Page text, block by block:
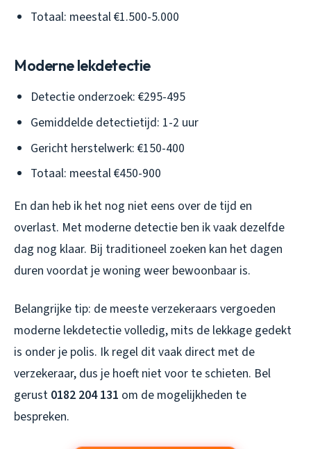
Totaal: meestal €1.500-5.000
Moderne lekdetectie
Detectie onderzoek: €295-495
Gemiddelde detectietijd: 1-2 uur
Gericht herstelwerk: €150-400
Totaal: meestal €450-900
En dan heb ik het nog niet eens over de tijd en
overlast. Met moderne detectie ben ik vaak dezelfde
dag nog klaar. Bij traditioneel zoeken kan het dagen
duren voordat je woning weer bewoonbaar is.
Belangrijke tip: de meeste verzekeraars vergoeden
moderne lekdetectie volledig, mits de lekkage gedekt
is onder je polis. Ik regel dit vaak direct met de
verzekeraar, dus je hoeft niet voor te schieten. Bel
gerust 0182 204 131 om de mogelijkheden te
bespreken.